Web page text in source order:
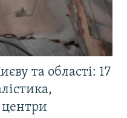
та області: 17
центри